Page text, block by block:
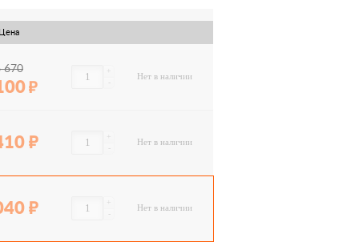
Цена
670
-
+
Нет в наличии
-
+
Нет в наличии
-
+
Нет в наличии